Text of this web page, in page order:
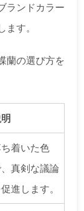
ランドカラー
す。
蘭の選び方を
着いた色
真剣な議論
進します。